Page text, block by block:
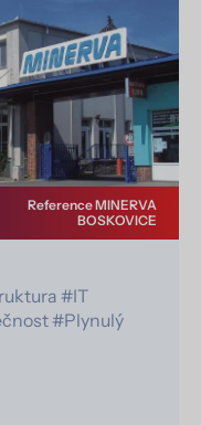
#IT
#Plynulý
Reference MINERVA
BOSKOVICE